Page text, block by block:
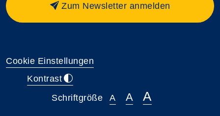
Zum Newsletter anmelden
Cookie Einstellungen
Kontrast
Schriftgröße
A A A